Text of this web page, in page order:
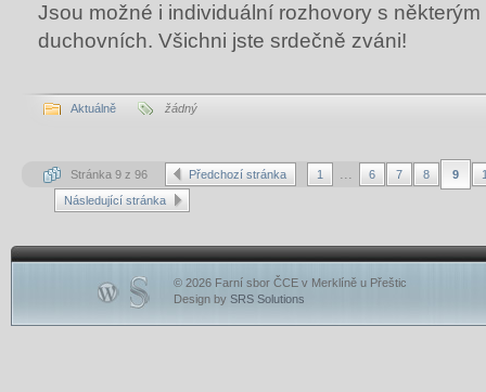
Jsou možné i individuální rozhovory s
duchovních. Všichni jste srdečně zváni!
Aktuálně žádný
Stránka 9 z 96 Předchozí stránka 1 ... 6 7 8 9
Následující stránka
© 2026 Farní sbor ČCE v Merklíně u Přeštic
Design by SRS Solutions